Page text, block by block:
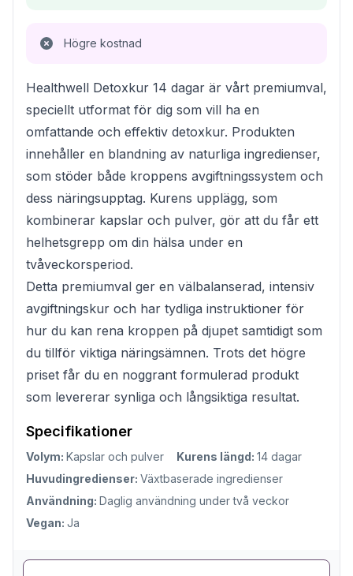
Högre kostnad
Healthwell Detoxkur 14 dagar är vårt premiumval,
speciellt utformat för dig som vill ha en
omfattande och effektiv detoxkur. Produkten
innehåller en blandning av naturliga ingredienser,
som stöder både kroppens avgiftningssystem och
dess näringsupptag. Kurens upplägg, som
kombinerar kapslar och pulver, gör att du får ett
helhetsgrepp om din hälsa under en
tvåveckorsperiod.
Detta premiumval ger en välbalanserad, intensiv
avgiftningskur och har tydliga instruktioner för
hur du kan rena kroppen på djupet samtidigt som
du tillför viktiga näringsämnen. Trots det högre
priset får du en noggrant formulerad produkt
som levererar synliga och långsiktiga resultat.
Specifikationer
Volym: Kapslar och pulver Kurens längd: 14 dagar
Huvudingredienser: Växtbaserade ingredienser
Användning: Daglig användning under två veckor
Vegan: Ja